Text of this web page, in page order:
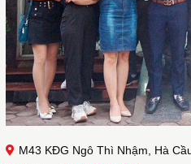
M43 KĐG Ngô Thì Nhậm, Hà